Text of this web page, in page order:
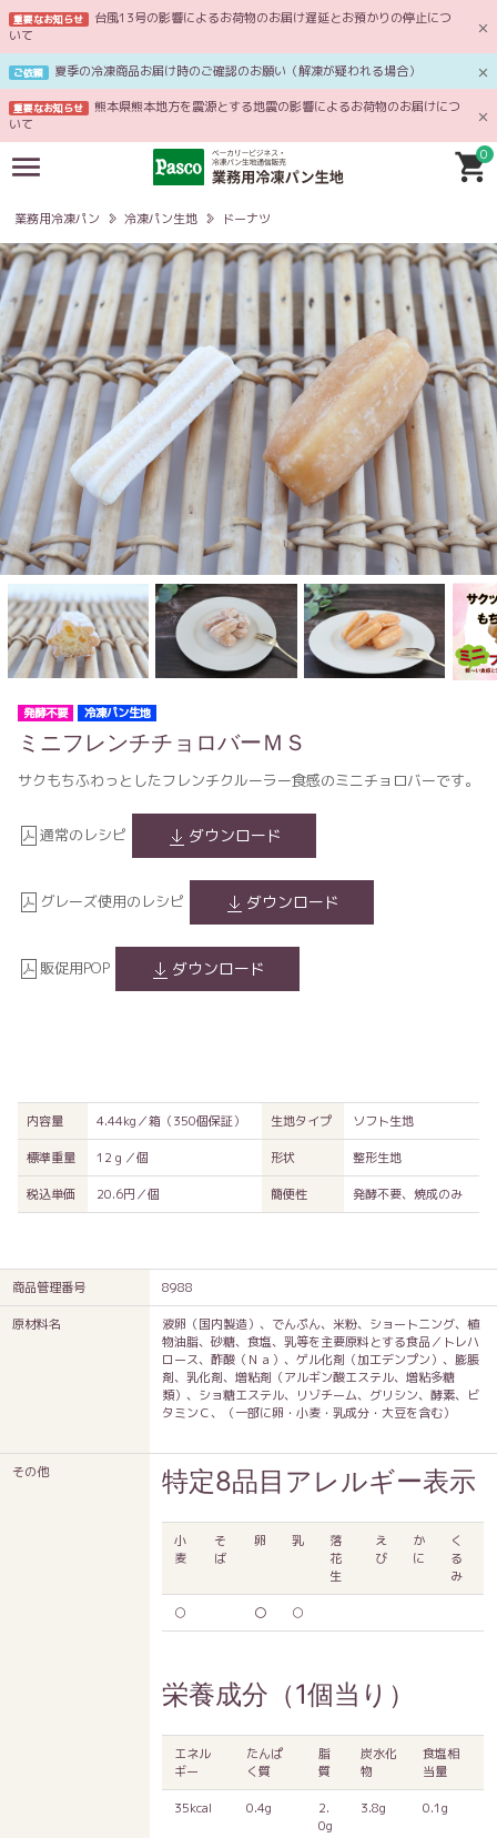
重要なお知らせ
台風13号の影響によるお荷物のお届け遅延とお預かりの停止につ
いて
ご依頼 夏季の冷凍商品お届け時のご確認のお願い（解凍が疑われる場合）
重要なお知らせ
熊本県熊本地方を震源とする地震の影響によるお荷物のお届けにつ
いて
0
業務用冷凍パン 冷凍パン生地 ドーナツ
発酵不要 冷凍パン生地
ミニフレンチチョロバーＭＳ
サクもちふわっとしたフレンチクルーラー食感のミニチョロバーです。
通常のレシピ ダウンロード
グレーズ使用のレシピ ダウンロード
販促用POP ダウンロード
内容量 4.44kg／箱（350個保証） 生地タイプ ソフト生地
標準重量 12ｇ／個 形状 整形生地
税込単価 20.6円／個 簡便性 発酵不要、焼成のみ
商品管理番号 8988
原材料名
液卵（国内製造）、でんぷん、米粉、ショートニング、植
物油脂、砂糖、食塩、乳等を主要原料とする食品／トレハ
ロース、酢酸（Ｎａ）、ゲル化剤（加工デンプン）、膨脹
剤、乳化剤、増粘剤（アルギン酸エステル、増粘多糖
類）、ショ糖エステル、リゾチーム、グリシン、酵素、ビ
タミンＣ、（一部に卵・小麦・乳成分・大豆を含む）
その他 特定8品目アレルギー表示
小
麦
そ
ば
卵 乳
落
花
生
え
び
か
に
く
る
み
○ 〇 ○
栄養成分（1個当り）
エネル
ギー
たんぱ
く質
脂
質
炭水化
物
食塩相
当量
35kcal 0.4g
2.
0g
3.8g 0.1g